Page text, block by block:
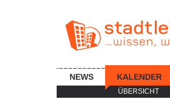
ÜBERSICHT
NEWS KALENDER